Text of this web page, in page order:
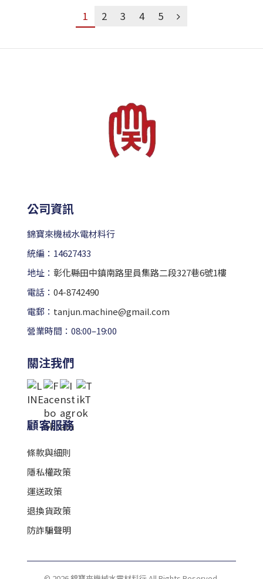
1 2 3 4 5
公司資訊
錦寶來機械水電材料行
統編：14627433
地址： 彰化縣田中鎮南路里員集路二段327巷6號1樓
電話： 04-8742490
電郵： tanjun.machine@gmail.com
營業時間：08:00–19:00
關注我們
顧客服務
條款與細則
隱私權政策
運送政策
退換貨政策
防詐騙聲明